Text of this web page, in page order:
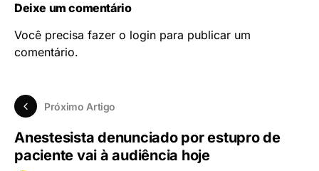
Deixe um comentário
Você precisa fazer o login para publicar um
comentário.
Próximo Artigo
Anestesista denunciado por estupro de
paciente vai à audiência hoje